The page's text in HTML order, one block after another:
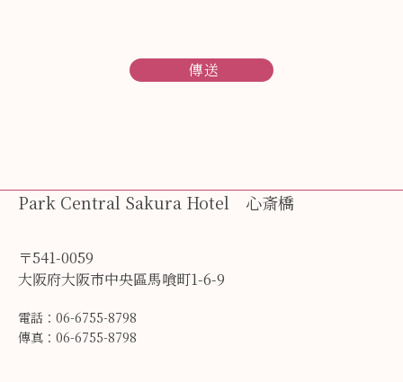
Park Central Sakura Hotel 心斎橋
〒541-0059
大阪府大阪市中央區馬喰町1-6-9
電話：06-6755-8798
傳真：06-6755-8798